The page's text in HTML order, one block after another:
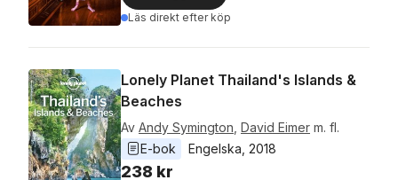
Läs direkt efter köp
Lonely Planet Thailand's Islands &
Beaches
Av Andy Symington David Eimer m. fl.
E-bok
Engelska 2018
238 kr